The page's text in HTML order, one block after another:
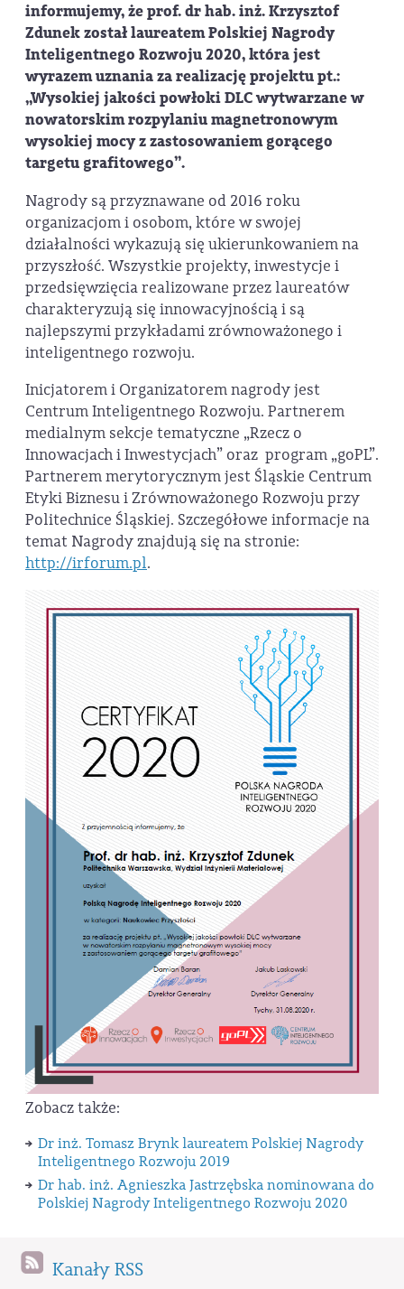
informujemy, że prof. dr hab. inż. Krzysztof
Zdunek został laureatem Polskiej Nagrody
Inteligentnego Rozwoju 2020, która jest
wyrazem uznania za realizację projektu pt.:
„Wysokiej jakości powłoki DLC wytwarzane w
nowatorskim rozpylaniu magnetronowym
wysokiej mocy z zastosowaniem gorącego
targetu grafitowego”.
Nagrody są przyznawane od 2016 roku
organizacjom i osobom, które w swojej
działalności wykazują się ukierunkowaniem na
przyszłość. Wszystkie projekty, inwestycje i
przedsięwzięcia realizowane przez laureatów
charakteryzują się innowacyjnością i są
najlepszymi przykładami zrównoważonego i
inteligentnego rozwoju.
Inicjatorem i Organizatorem nagrody jest
Centrum Inteligentnego Rozwoju. Partnerem
medialnym sekcje tematyczne „Rzecz o
Innowacjach i Inwestycjach” oraz program „goPL”.
Partnerem merytorycznym jest Śląskie Centrum
Etyki Biznesu i Zrównoważonego Rozwoju przy
Politechnice Śląskiej. Szczegółowe informacje na
temat Nagrody znajdują się na stronie:
http://irforum.pl.
Zobacz także:
Dr inż. Tomasz Brynk laureatem Polskiej Nagrody
Inteligentnego Rozwoju 2019
Dr hab. inż. Agnieszka Jastrzębska nominowana do
Polskiej Nagrody Inteligentnego Rozwoju 2020
Kanały RSS